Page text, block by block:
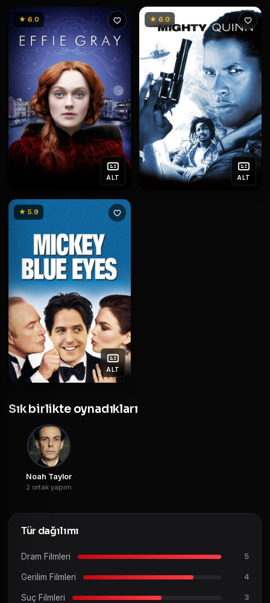
★ 6.0
ALT
★ 6.0
ALT
★ 5.9
ALT
Sık birlikte oynadıkları
Noah Taylor
2 ortak yapım
Tür dağılımı
Dram Filmleri 5
Gerilim Filmleri 4
Suç Filmleri 3